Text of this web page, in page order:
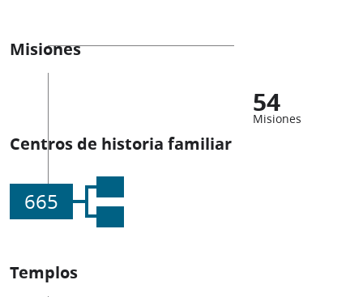
Misiones
54
Misiones
Centros de historia familiar
665
Templos